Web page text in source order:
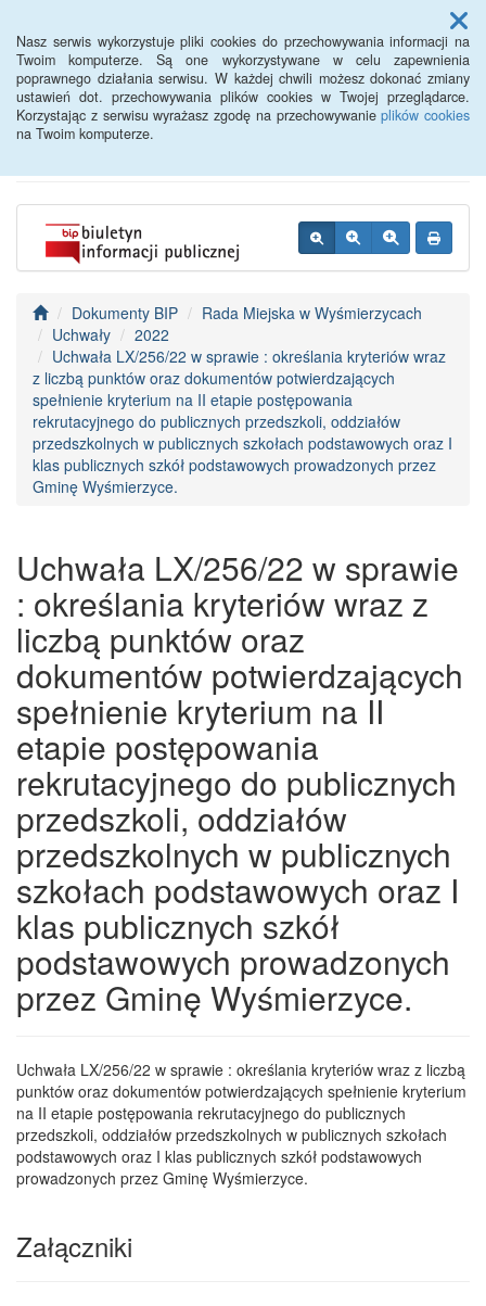
Nasz serwis wykorzystuje pliki cookies do przechowywania informacji na
Twoim komputerze. Są one wykorzystywane w celu zapewnienia
poprawnego działania serwisu. W każdej chwili możesz dokonać zmiany
ustawień dot. przechowywania plików cookies w Twojej przeglądarce.
Korzystając z serwisu wyrażasz zgodę na przechowywanieplików cookies
na Twoim komputerze.
Menu
BIP - Urząd Miejski
Wyśmierzyce
Dokumenty BIP
Rada Miejska w Wyśmierzycach
Uchwały
2022
Uchwała LX/256/22 w sprawie : określania kryteriów wraz
z liczbą punktów oraz dokumentów potwierdzających
spełnienie kryterium na II etapie postępowania
rekrutacyjnego do publicznych przedszkoli, oddziałów
przedszkolnych w publicznych szkołach podstawowych oraz I
klas publicznych szkół podstawowych prowadzonych przez
Gminę Wyśmierzyce.
Uchwała LX/256/22 w sprawie
: określania kryteriów wraz z
liczbą punktów oraz
dokumentów potwierdzających
spełnienie kryterium na II
etapie postępowania
rekrutacyjnego do publicznych
przedszkoli, oddziałów
przedszkolnych w publicznych
szkołach podstawowych oraz I
klas publicznych szkół
podstawowych prowadzonych
przez Gminę Wyśmierzyce.
Uchwała LX/256/22 w sprawie : określania kryteriów wraz z liczbą
punktów oraz dokumentów potwierdzających spełnienie kryterium
na II etapie postępowania rekrutacyjnego do publicznych
przedszkoli, oddziałów przedszkolnych w publicznych szkołach
podstawowych oraz I klas publicznych szkół podstawowych
prowadzonych przez Gminę Wyśmierzyce.
Załączniki